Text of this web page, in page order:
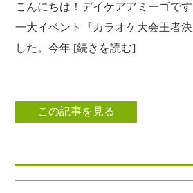
こんにちは！デイケアアミーゴで
一大イベント『カラオケ大会王者
した。今年 [続きを読む]
この記事を見る